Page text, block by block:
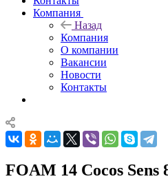
Компания
Назад
Компания
О компании
Вакансии
Новости
Контакты
FOAM 14 Cocos Sens